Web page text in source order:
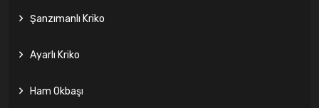
Şanzımanlı Kriko
Ayarlı Kriko
Ham Okbaşı